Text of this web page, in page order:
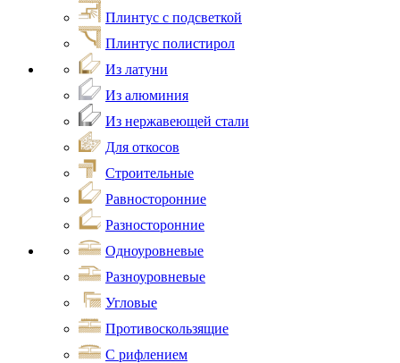
Плинтус с подсветкой
Плинтус полистирол
Из латуни
Из алюминия
Из нержавеющей стали
Для откосов
Строительные
Равносторонние
Разносторонние
Одноуровневые
Разноуровневые
Угловые
Противоскользящие
С рифлением